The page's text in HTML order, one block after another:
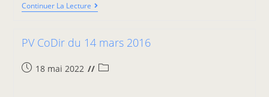
Continuer La Lecture
PV CoDir du 14 mars 2016
18 mai 2022